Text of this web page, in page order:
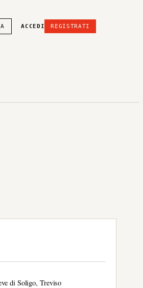
ACCEDI REGISTRATI
di Soligo, Treviso